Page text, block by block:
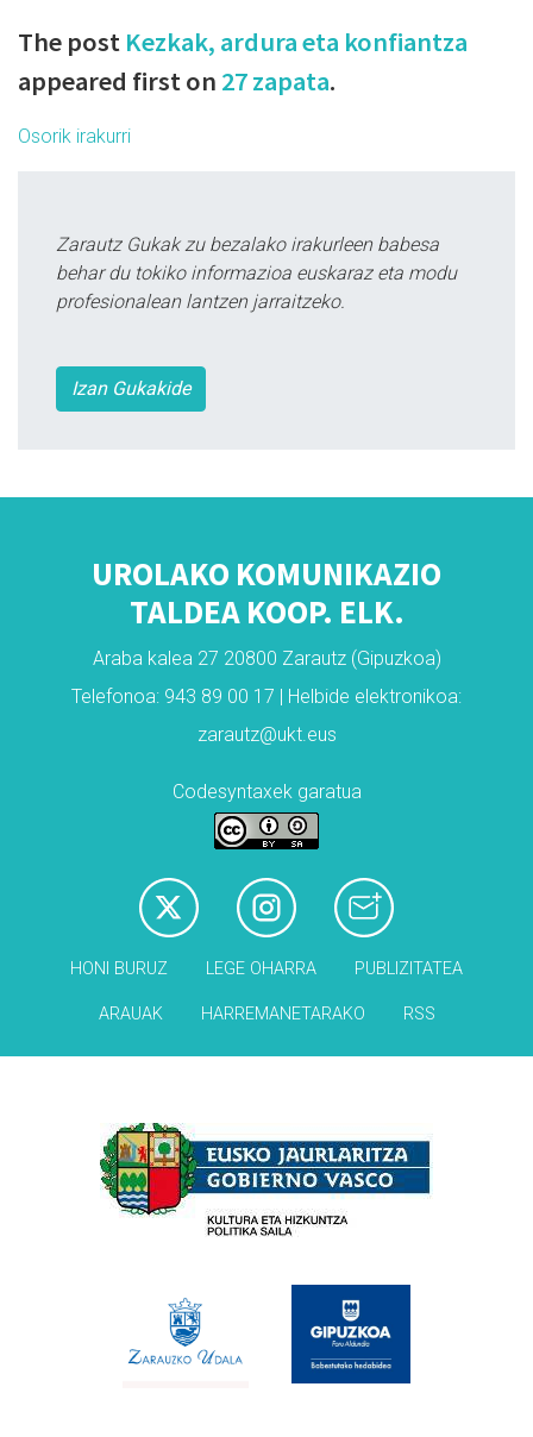
The post Kezkak, ardura eta konfiantza
appeared first on 27 zapata.
Osorik irakurri
Zarautz Gukak zu bezalako irakurleen babesa
behar du tokiko informazioa euskaraz eta modu
profesionalean lantzen jarraitzeko.
Izan Gukakide
UROLAKO KOMUNIKAZIO
TALDEA KOOP. ELK.
Araba kalea 27 20800 Zarautz (Gipuzkoa)
Telefonoa: 943 89 00 17 | Helbide elektronikoa:
zarautz@ukt.eus
Codesyntaxek garatua
HONI BURUZ LEGE OHARRA PUBLIZITATEA
ARAUAK HARREMANETARAKO RSS